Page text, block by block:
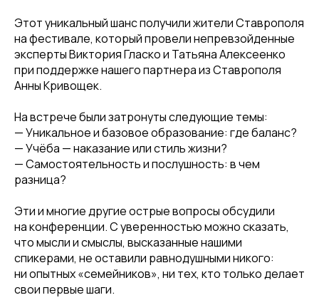
Этот уникальный шанс получили жители Ставрополя
на фестивале, который провели непревзойденные
эксперты Виктория Гласко и Татьяна Алексеенко
при поддержке нашего партнера из Ставрополя
Анны Кривощек.
На встрече были затронуты следующие темы:
— Уникальное и базовое образование: где баланс?
— Учёба — наказание или стиль жизни?
— Самостоятельность и послушность: в чем
разница?
Эти и многие другие острые вопросы обсудили
на конференции. С уверенностью можно сказать,
что мысли и смыслы, высказанные нашими
спикерами, не оставили равнодушными никого:
ни опытных «семейников», ни тех, кто только делает
свои первые шаги.